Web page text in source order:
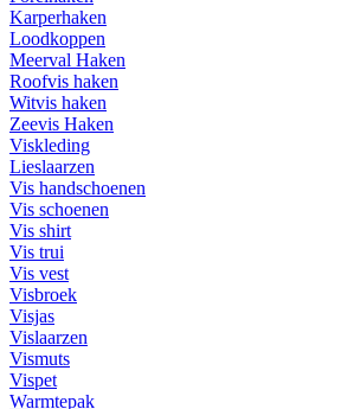
Karperhaken
Loodkoppen
Meerval Haken
Roofvis haken
Witvis haken
Zeevis Haken
Viskleding
Lieslaarzen
Vis handschoenen
Vis schoenen
Vis shirt
Vis trui
Vis vest
Visbroek
Visjas
Vislaarzen
Vismuts
Vispet
Warmtepak